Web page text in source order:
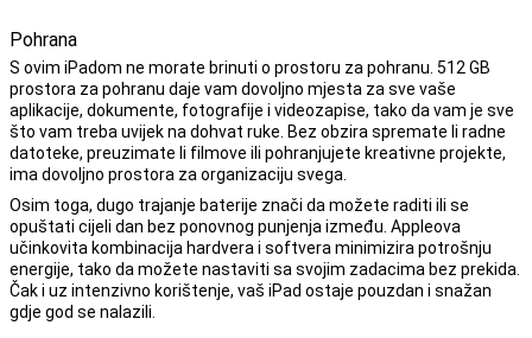
Pohrana
S ovim iPadom ne morate brinuti o prostoru za pohranu. 512 GB
prostora za pohranu daje vam dovoljno mjesta za sve vaše
aplikacije, dokumente, fotografije i videozapise, tako da vam je sve
što vam treba uvijek na dohvat ruke. Bez obzira spremate li radne
datoteke, preuzimate li filmove ili pohranjujete kreativne projekte,
ima dovoljno prostora za organizaciju svega.
Osim toga, dugo trajanje baterije znači da možete raditi ili se
opuštati cijeli dan bez ponovnog punjenja između. Appleova
učinkovita kombinacija hardvera i softvera minimizira potrošnju
energije, tako da možete nastaviti sa svojim zadacima bez prekida.
Čak i uz intenzivno korištenje, vaš iPad ostaje pouzdan i snažan
gdje god se nalazili.